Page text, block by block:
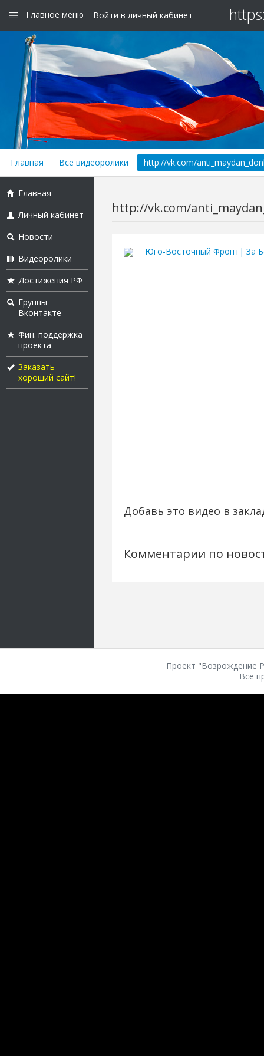
Главное меню Войти в личный кабинет
Главная Все видеоролики http://vk.com/
Главная
Личный кабинет
Новости
Видеоролики
Достижения РФ
Группы
Вконтакте
Фин. поддержка
проекта
Заказать
хороший сайт!
http://vk.com/
Юго-Восточный Фронт| За
Добавь это видео в
Комментарии по
Проект "Возрождение
Все